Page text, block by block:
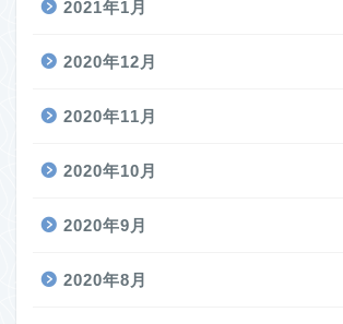
2021年1月
2020年12月
2020年11月
2020年10月
2020年9月
2020年8月